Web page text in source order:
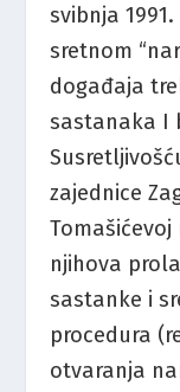
svibnja
sretnom
događaja
sastanaka I
zajednice
njihova
sastanke i
procedura
otvaranja